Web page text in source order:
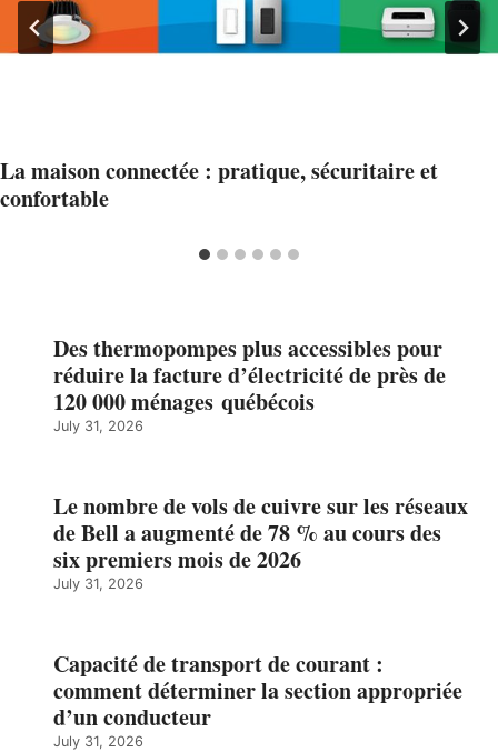
La maison connectée : pratique, sécuritaire et
confortable
Des thermopompes plus accessibles pour
réduire la facture d’électricité de près de
120 000 ménages québécois
July 31, 2026
Le nombre de vols de cuivre sur les réseaux
de Bell a augmenté de 78 % au cours des
six premiers mois de 2026
July 31, 2026
Capacité de transport de courant :
comment déterminer la section appropriée
d’un conducteur
July 31, 2026